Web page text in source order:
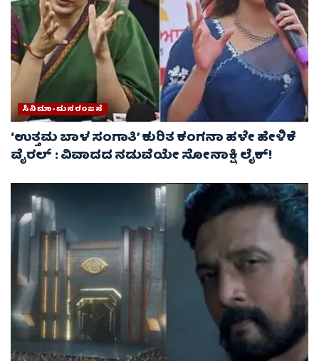
ಸಿನಿಮಾ-ಮನರಂಜನೆ
‘ಉತ್ತಮ ಬಾಳ ಸಂಗಾತಿ’ ಕುರಿತ ಕಂಗನಾ ಹಳೇ ಹೇಳಿಕೆ
ವೈರಲ್ : ವಿವಾದದ ನಡುವೆಯೇ ಸೋನಾಕ್ಷಿ ಲೈಕ್!